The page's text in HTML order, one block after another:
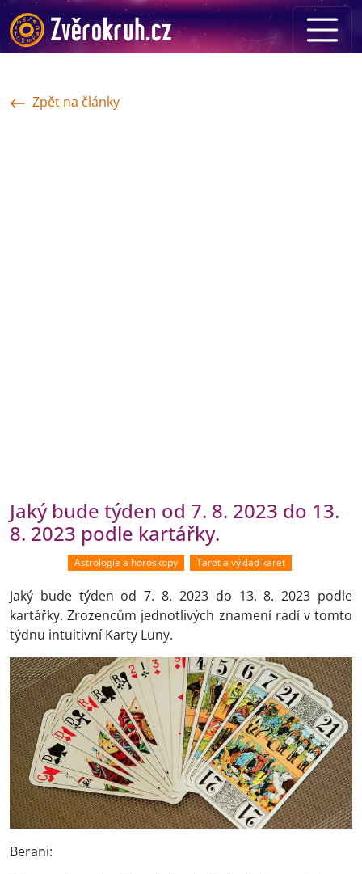
Zpět na články
Jaký bude týden od 7. 8. 2023 do 13.
8. 2023 podle kartářky.
Astrologie a horoskopy Tarot a výklad karet
Jaký bude týden od 7. 8. 2023 do 13. 8. 2023 podle
kartářky. Zrozencům jednotlivých znamení radí v tomto
týdnu intuitivní Karty Luny.
Berani: